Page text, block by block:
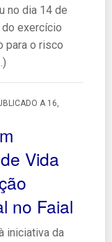
no dia 14 de
do exercício
para o risco
A 16,
Vida
no Faial
iniciativa da